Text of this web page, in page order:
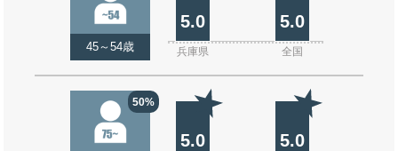
45～54歳
5.0 5.0
兵庫県 全国
50%
5.0 5.0